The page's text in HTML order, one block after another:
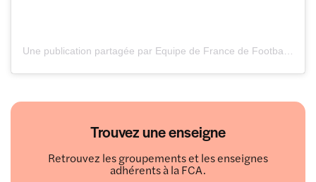
Trouvez une enseigne
Retrouvez les groupements et les enseignes
adhérents à la FCA.